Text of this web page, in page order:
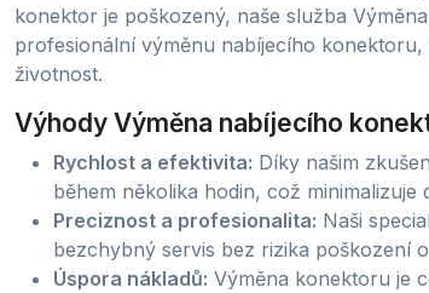
konektor je poškozený, naše služba
profesionální výměnu nabíjecího
životnost.
Výhody Výměna nabíjecího
Rychlost a efektivita: Díky našim
během několika hodin, což
Preciznost a profesionalita: Naši
bezchybný servis bez rizika poškození
Úspora nákladů: Výměna konektoru je